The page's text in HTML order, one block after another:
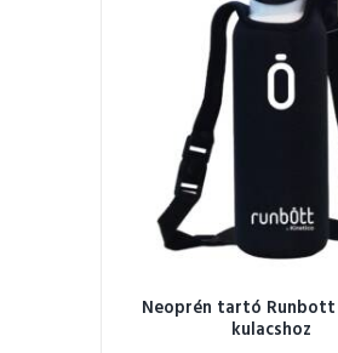
Neoprén tartó
kulacshoz